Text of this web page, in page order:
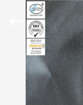
ΣΠΊΤΙ
ΠΡΟΪΌΝΤΑ
Textiles&Garments